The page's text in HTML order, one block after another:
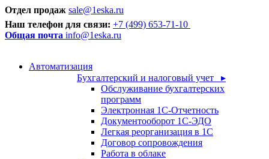
Отдел продаж sale@1eska.ru
Наш телефон для связи: +7 (499) 653-71-10
Общая почта info@1eska.ru
Автоматизация
Бухгалтерский и налоговый учет ▸
Обслуживание бухгалтерских
программ
Электронная 1С-Отчетность
Документооборот 1С-ЭДО
Легкая реорганизация в 1С
Договор сопровождения
Работа в облаке